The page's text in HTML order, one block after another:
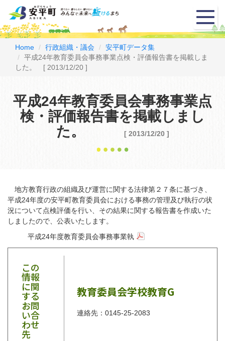
メ
ニ
ュ
Home 行政組織・議会
安平町データ集
平成24年教育委員会事務事業点検・評価報告書を掲載しま
した。 [ 2013/12/20 ]
平成24年教育委員会事務事業点
検・評価報告書を掲載しまし
た。
[ 2013/12/20 ]
地方教育行政の組織及び運営に関する法律第２７条に基づき、
平成24年度の安平町教育委員会における事務の管理及び執行の状
況について点検評価を行い、その結果に関する報告書を作成いた
しましたので、公表いたします。
平成24年度教育委員会事務事業執
この
情報
に関
する
お問
い合
わせ
先
教育委員会学校教育G
連絡先：0145-25-2083